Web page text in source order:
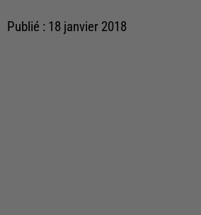
Publié : 18 janvier 2018